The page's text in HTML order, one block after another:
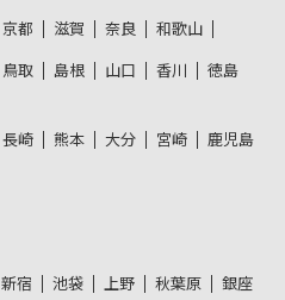
京都 滋賀 奈良 和歌山
鳥取 島根 山口 香川
徳島
長崎 熊本 大分 宮崎
鹿児島
新宿 池袋 上野 秋葉原 銀座